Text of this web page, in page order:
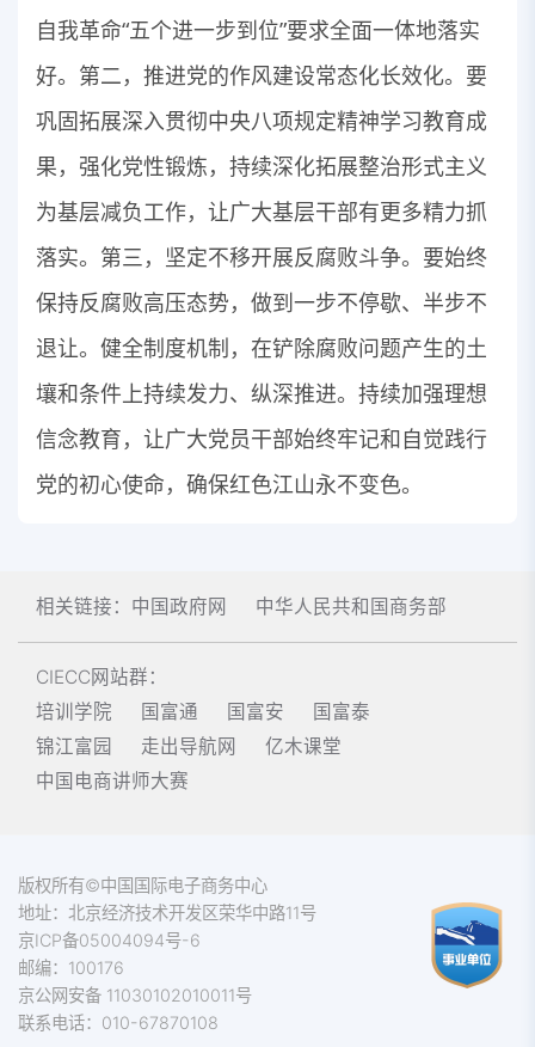
自我革命“五个进一步到位”要求全面一体地落实
好。第二，推进党的作风建设常态化长效化。要
巩固拓展深入贯彻中央八项规定精神学习教育成
果，强化党性锻炼，持续深化拓展整治形式主义
为基层减负工作，让广大基层干部有更多精力抓
落实。第三，坚定不移开展反腐败斗争。要始终
保持反腐败高压态势，做到一步不停歇、半步不
退让。健全制度机制，在铲除腐败问题产生的土
壤和条件上持续发力、纵深推进。持续加强理想
信念教育，让广大党员干部始终牢记和自觉践行
党的初心使命，确保红色江山永不变色。
相关链接： 中国政府网 中华人民共和国商务部
CIECC网站群：
培训学院
国富通 国富安
国富泰
锦江富园
走出导航网
亿木课堂
中国电商讲师大赛
版权所有©中国国际电子商务中心
地址：北京经济技术开发区荣华中路11号
京ICP备05004094号-6
邮编：100176
京公网安备 11030102010011号
联系电话：010-67870108